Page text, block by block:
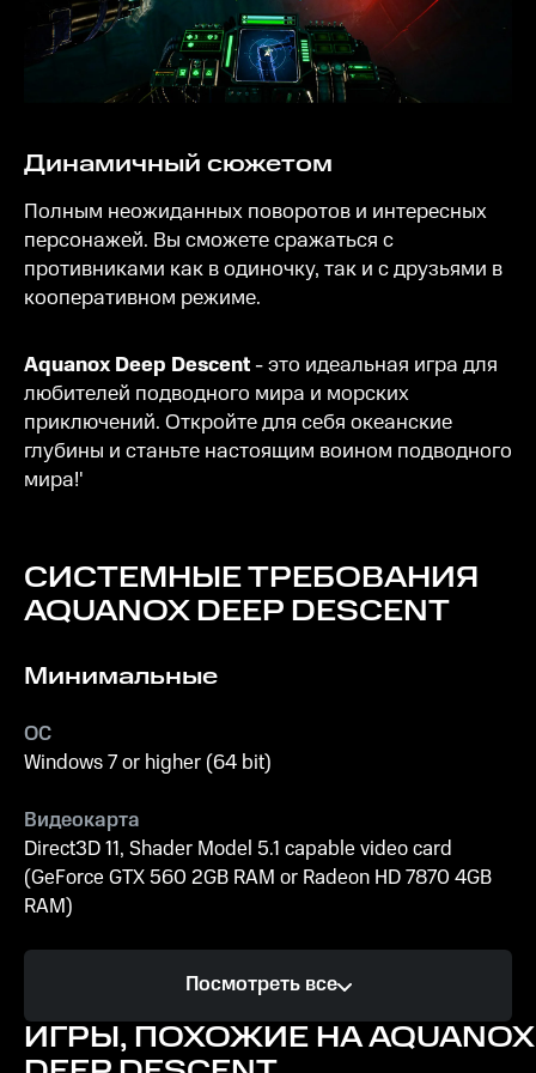
Динамичный сюжетом
Полным неожиданных поворотов и интересных
персонажей. Вы сможете сражаться с
противниками как в одиночку, так и с друзьями в
кооперативном режиме.
Аquanox Deep Descent- это идеальная игра для
любителей подводного мира и морских
приключений. Откройте для себя океанские
глубины и станьте настоящим воином подводного
мира!'
СИСТЕМНЫЕ ТРЕБОВАНИЯ
AQUANOX DEEP DESCENT
Минимальные
ОС
Windows 7 or higher (64 bit)
Видеокарта
Direct3D 11, Shader Model 5.1 capable video card
(GeForce GTX 560 2GB RAM or Radeon HD 7870 4GB
RAM)
Место на диске
Посмотреть все
ИГРЫ, ПОХОЖИЕ НА AQUANOX